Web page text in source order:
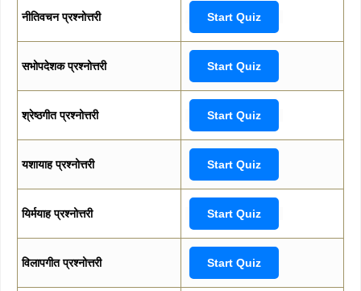
नीतिवचन प्रश्नोत्तरी Start Quiz
सभोपदेशक प्रश्नोत्तरी Start Quiz
श्रेष्ठगीत प्रश्नोत्तरी Start Quiz
यशायाह प्रश्नोत्तरी Start Quiz
यिर्मयाह प्रश्नोत्तरी Start Quiz
विलापगीत प्रश्नोत्तरी Start Quiz